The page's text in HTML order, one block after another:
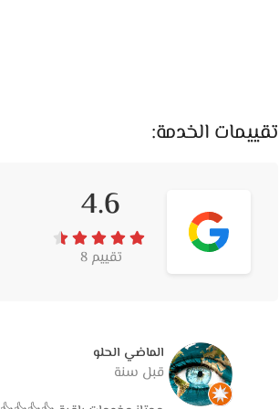
تقييمات الخدمة:
4.6
تقييم 8
الماضي الحلو
قبل سنة